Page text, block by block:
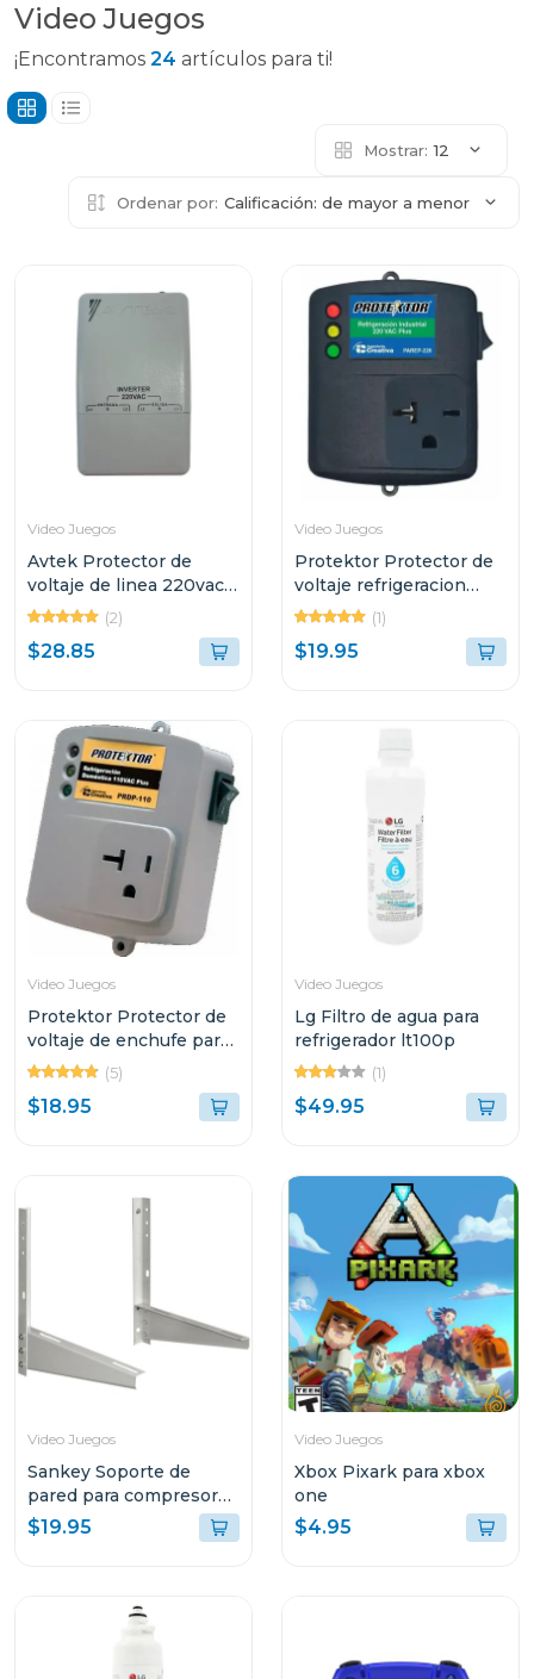
Video Juegos
¡Encontramos 24 artículos para ti!
Mostrar: 12
Ordenar por: Calificación: de mayor a menor
Video Juegos
Avtek Protector de
voltaje de linea 220vac
supresor de alta
capacidad pebas-
b230/21j
(2)
$28.85
Video Juegos
Protektor Protector de
voltaje refrigeracion
industrial 220v
(1)
$19.95
Video Juegos
Protektor Protector de
voltaje de enchufe para
refrigeracion domestica
110 vac plus
(5)
$18.95
Video Juegos
Lg Filtro de agua para
refrigerador lt100p
(1)
$49.95
Video Juegos
Sankey Soporte de
pared para compresores
de aire acondiconado
v5000
$19.95
Video Juegos
Xbox Pixark para xbox
one
$4.95